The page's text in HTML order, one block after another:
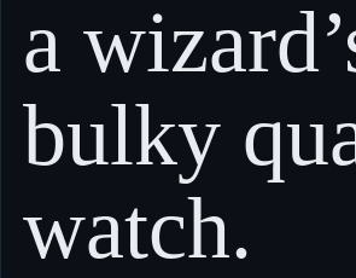
a
bulky
watch.